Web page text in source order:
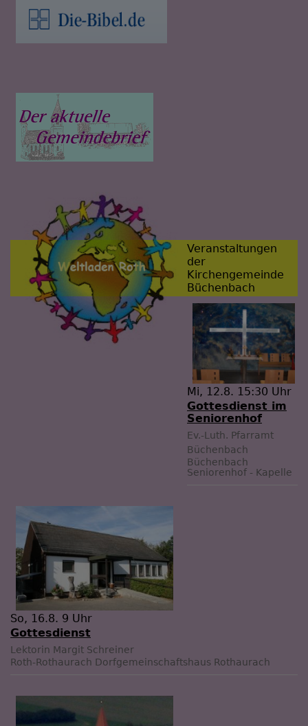
Veranstaltungen
der
Kirchengemeinde
Büchenbach
Mi, 12.8. 15:30 Uhr
Gottesdienst im
Seniorenhof
Ev.-Luth. Pfarramt
Büchenbach
Büchenbach
Seniorenhof - Kapelle
So, 16.8. 9 Uhr
Gottesdienst
Lektorin Margit Schreiner
Roth-Rothaurach Dorfgemeinschaftshaus Rothaurach